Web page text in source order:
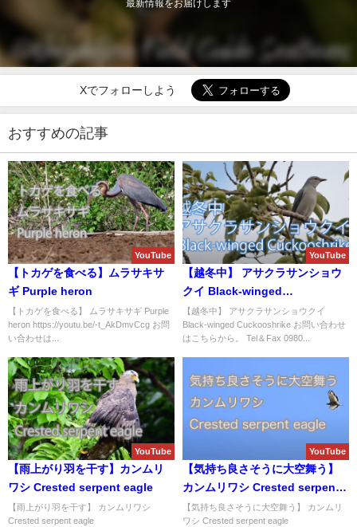
最新情報をお届けします
Xでフォローしよう
おすすめの記事
YouTube
【トカゲを食べる】ムラサキサ
ギ Purple heron
【トカゲを食べる】 ムラサキサギ Purple
heron https://youtu.be/-t_AkDmvCcg お問
い合わせは...
YouTube
【越冬中】 アサクラサンショウ
クイ Black-winged
Cuckooshrike
【越冬中】 アサクラサンショウクイ
Black-winged Cuckooshrike お問い合わせ
はこちらから。 Tel＆Fax 0980...
YouTube
【雨上がり羽を干す】カンムリ
ワシ Crested serpent eagle
【雨上がり羽を干す】 カンムリワシ
Crested serpent eagle
YouTube
【気持ち良さそうに大空舞う】
カンムリワシ Crested serpent
eagle
【気持ち良さそうに大空舞う】 カンムリ
ワシ Crested serpent eagle